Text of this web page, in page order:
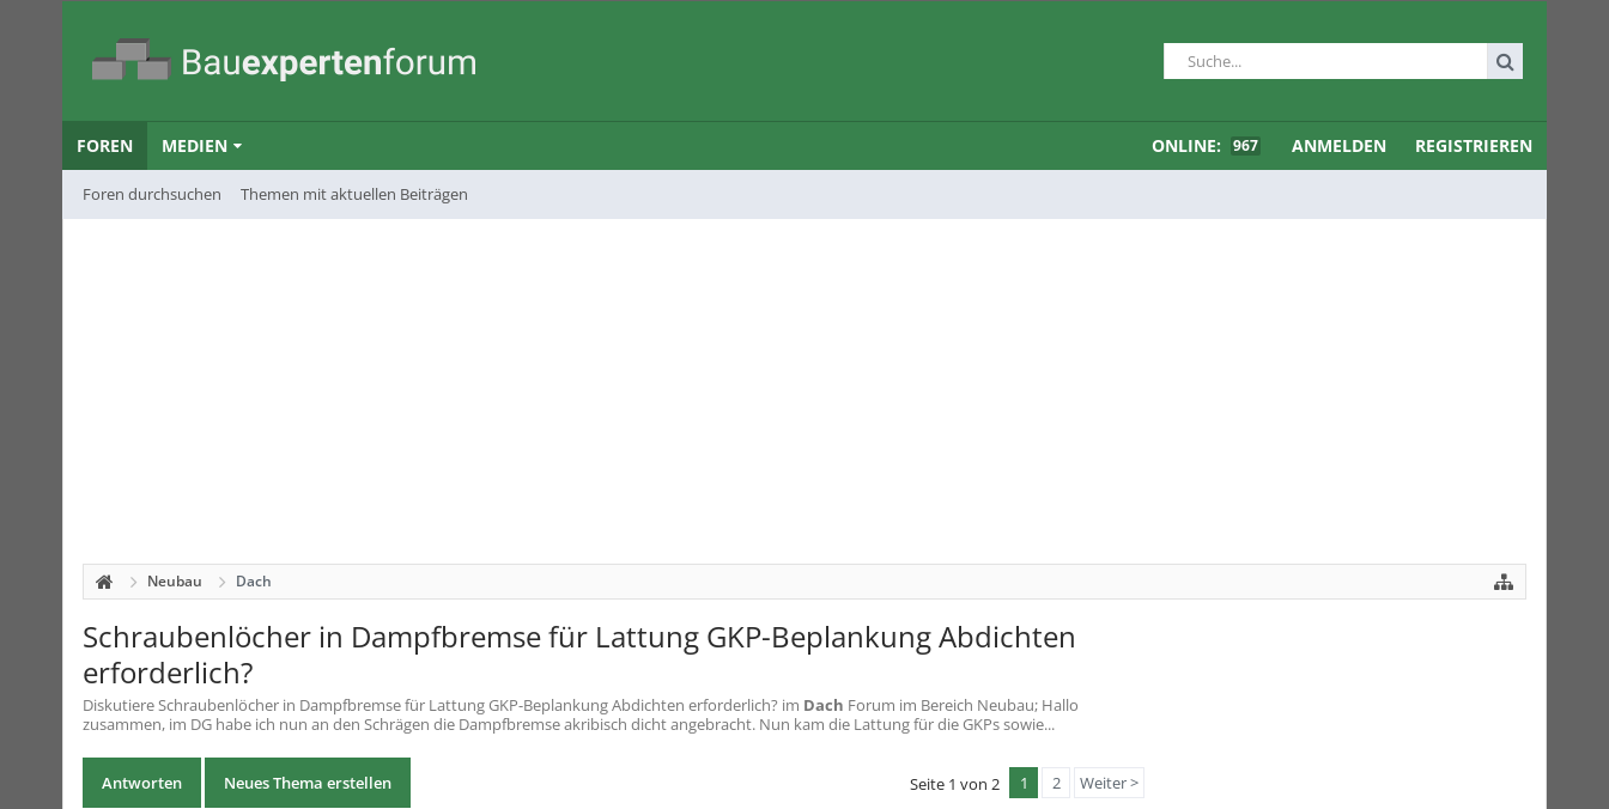
FOREN
Foren durchsuchen Themen mit aktuellen Beiträgen
MEDIEN ONLINE: 967 ANMELDEN REGISTRIEREN
Neubau Dach
Schraubenlöcher in Dampfbremse für Lattung GKP-Beplankung Abdichten
erforderlich?
DiskutiereSchraubenlöcher in Dampfbremse für Lattung GKP-Beplankung Abdichten erforderlich? im Dach Forum im Bereich Neubau; Hallo
zusammen, im DG habe ich nun an den Schrägen die Dampfbremse akribisch dicht angebracht. Nun kam die Lattung für die GKPs sowie...
Antworten Neues Thema erstellen Seite 1 von 2 1 2 Weiter >